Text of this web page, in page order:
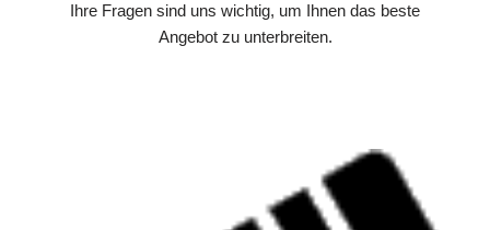
Ihre Fragen sind uns wichtig, um Ihnen das beste
Angebot zu unterbreiten.